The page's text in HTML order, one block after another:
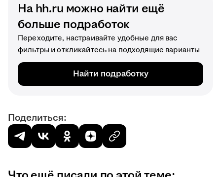
На hh.ru можно найти ещё
больше подработок
Переходите, настраивайте удобные для вас
фильтры и откликайтесь на подходящие варианты
Найти подработку
Поделиться: